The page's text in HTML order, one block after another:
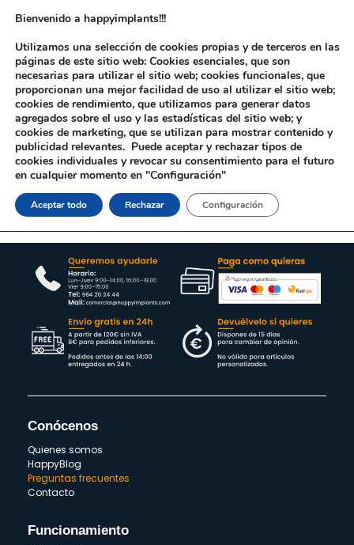
Inicio/ Productos etiquetados “CM44120”
Lo sentimos no hemos encontrado productos asociados a tu
Conócenos
Quienes somos
HappyBlog
Preguntas frecuentes
Contacto
Funcionamiento
Bienvenido a happyimplants!!!
Utilizamos una selección de cookies propias y de terceros en las
páginas de este sitio web: Cookies esenciales, que son
necesarias para utilizar el sitio web; cookies funcionales, que
proporcionan una mejor facilidad de uso al utilizar el sitio web;
cookies de rendimiento, que utilizamos para generar datos
agregados sobre el uso y las estadísticas del sitio web; y
cookies de marketing, que se utilizan para mostrar contenido y
publicidad relevantes. Puede aceptar y rechazar tipos de
cookies individuales y revocar su consentimiento para el futuro
en cualquier momento en "Configuración"
Aceptar todo Rechazar Configuración